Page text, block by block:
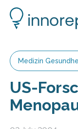
Medizin
US-